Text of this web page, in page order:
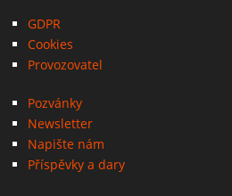
GDPR
Cookies
Provozovatel
Pozvánky
Newsletter
Napište nám
Příspěvky a dary